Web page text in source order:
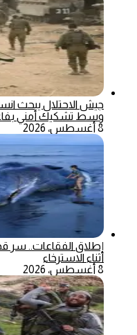
جيش الاحتلال يبحث
وسط تشكيك أمني
8 أغسطس، 2026
إطلاق الفقاعات.. سر
أثناء الاسترخاء
8 أغسطس، 2026